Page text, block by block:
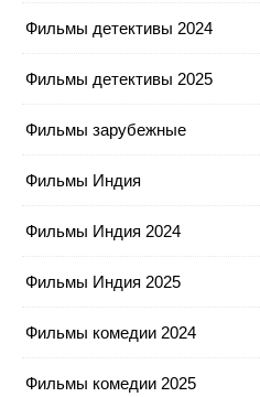
Фильмы детективы 2024
Фильмы детективы 2025
Фильмы зарубежные
Фильмы Индия
Фильмы Индия 2024
Фильмы Индия 2025
Фильмы комедии 2024
Фильмы комедии 2025